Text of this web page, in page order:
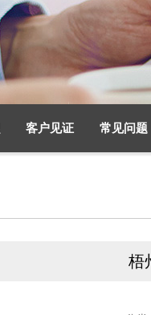
客户见证 常见问题
梧